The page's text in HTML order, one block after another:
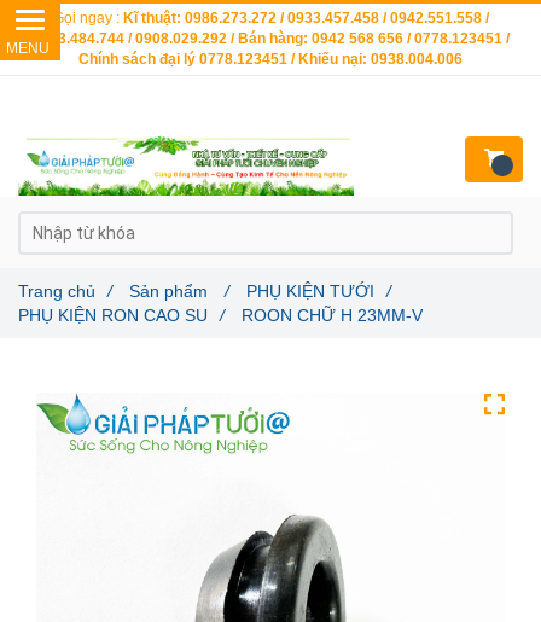
Trang chủ / Sản phẩm / PHỤ KIỆN TƯỚI
/
PHỤ KIỆN RON CAO SU
/ ROON CHỮ H 23MM-V
Gọi ngay : Kĩ thuật: 0986.273.272 / 0933.457.458 / 0942.551.558 /
0903.484.744 / 0908.029.292 / Bán hàng: 0942 568 656 / 0778.123451 /
Chính sách đại lý 0778.123451 / Khiếu nại: 0938.004.006